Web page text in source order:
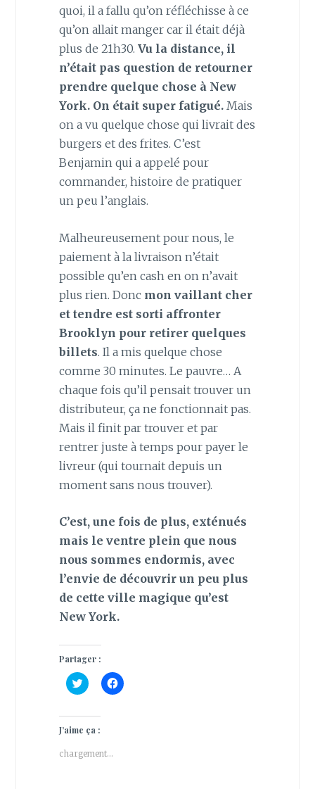
quoi, il a fallu qu’on réfléchisse à ce
qu’on allait manger car il était déjà
plus de 21h30. Vu la distance, il
n’était pas question de retourner
prendre quelque chose à New
York. On était super fatigué.Mais
on a vu quelque chose qui livrait des
burgers et des frites. C’est
Benjamin qui a appelé pour
commander, histoire de pratiquer
un peu l’anglais.
Malheureusement pour nous, le
paiement à la livraison n’était
possible qu’en cash en on n’avait
plus rien. Donc mon vaillant cher
et tendre est sorti affronter
Brooklyn pour retirer quelques
billets. Il a mis quelque chose
comme 30 minutes. Le pauvre… A
chaque fois qu’il pensait trouver un
distributeur, ça ne fonctionnait pas.
Mais il finit par trouver et par
rentrer juste à temps pour payer le
livreur (qui tournait depuis un
moment sans nous trouver).
C’est, une fois de plus, exténués
mais le ventre plein que nous
nous sommes endormis, avec
l’envie de découvrir un peu plus
de cette ville magique qu’est
New York.
Partager :
C
l
u
e
z
o
C
l
J’aime ça :
chargement…